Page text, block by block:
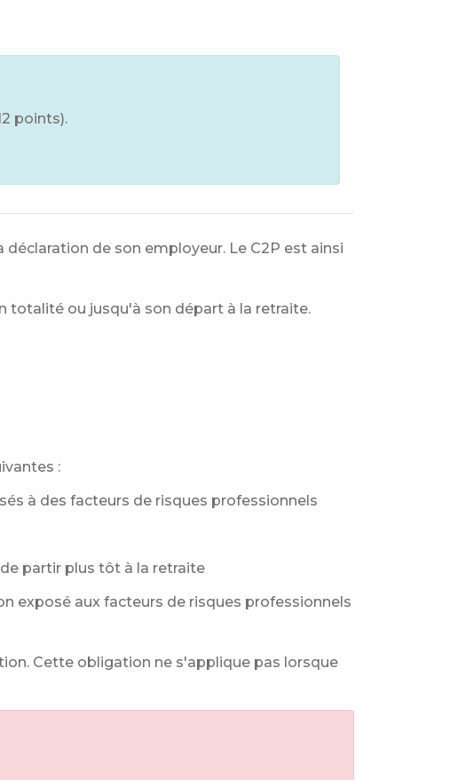
points).
de son employeur. Le C2P est ainsi
totalité ou jusqu'à son départ à la retraite.
:
à des facteurs de risques professionnels
partir plus tôt à la retraite
exposé aux facteurs de risques professionnels
Cette obligation ne s'applique pas lorsque